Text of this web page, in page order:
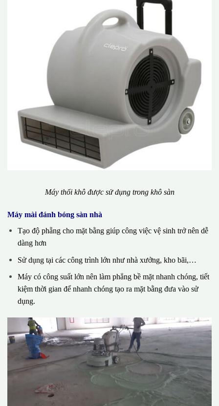
Máy thổi khô được sử dụng trong khô sàn
Máy mài đánh bóng sàn nhà
Tạo độ phẵng cho mặt bằng giúp công việc vệ sinh trở nên dễ
dàng hơn
Sử dụng tại các công trình lớn như nhà xưởng, kho bãi,…
Máy có công suất lớn nên làm phẳng bề mặt nhanh chóng, tiết
kiệm thời gian để nhanh chóng tạo ra mặt bằng đưa vào sử
dụng.